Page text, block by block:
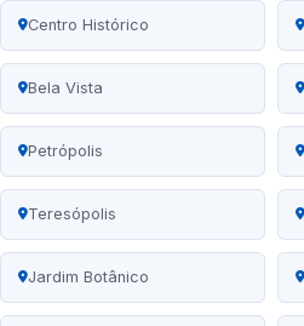
Centro Histórico
Bela Vista
Petrópolis
Teresópolis
Jardim Botânico